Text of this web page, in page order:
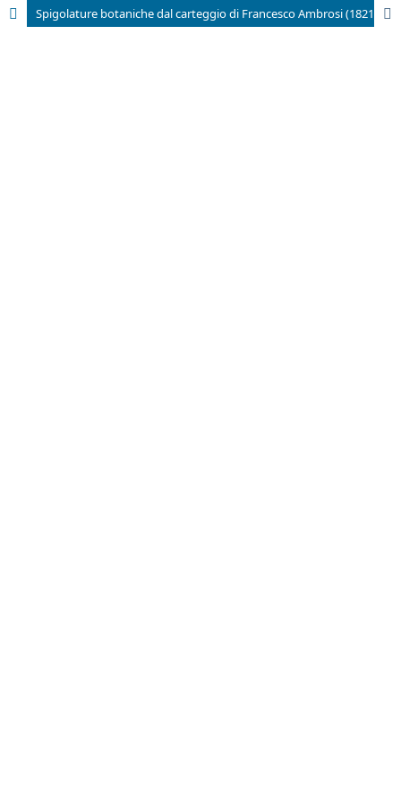
Spigolature botaniche dal carteggio di Francesco Ambrosi (1821-1897)